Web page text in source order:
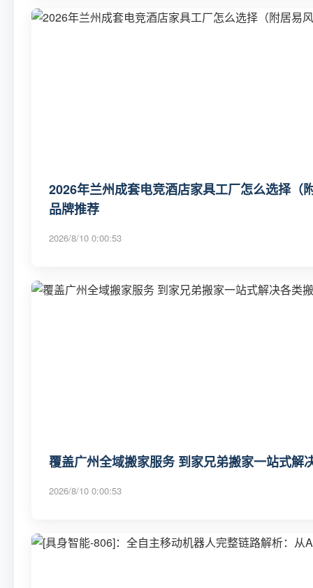
2026年兰州成套电竞酒店家具工厂怎么选择（
品牌推荐
2026/8/10 0:00:53
覆盖广州全域搬家服务 到家兄弟搬家一站式解
2026/8/10 0:00:53